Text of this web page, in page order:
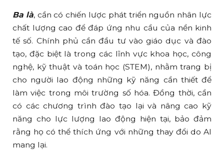
Ba là, cần có chiến lược phát triển nguồn nhân lực
chất lượng cao để đáp ứng nhu cầu của nền kinh
tế số. Chính phủ cần đầu tư vào giáo dục và đào
tạo, đặc biệt là trong các lĩnh vực khoa học, công
nghệ, kỹ thuật và toán học (STEM), nhằm trang bị
cho người lao động những kỹ năng cần thiết để
làm việc trong môi trường số hóa. Đồng thời, cần
có các chương trình đào tạo lại và nâng cao kỹ
năng cho lực lượng lao động hiện tại, bảo đảm
rằng họ có thể thích ứng với những thay đổi do AI
mang lại.